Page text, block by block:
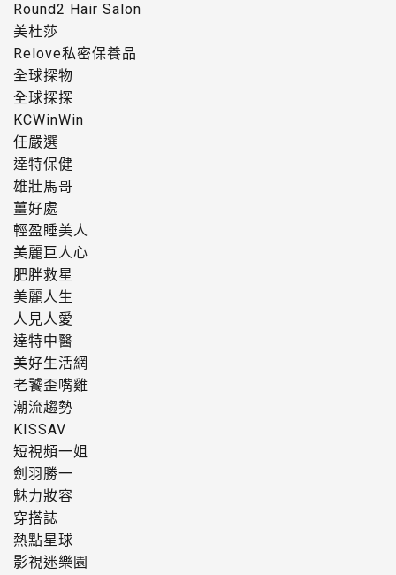
Round2 Hair Salon
美杜莎
Relove私密保養品
全球探物
全球探探
KCWinWin
任嚴選
達特保健
雄壯馬哥
薑好處
輕盈睡美人
美麗巨人心
肥胖救星
美麗人生
人見人愛
達特中醫
美好生活網
老饕歪嘴雞
潮流趨勢
KISSAV
短視頻一姐
劍羽勝一
魅力妝容
穿搭誌
熱點星球
影視迷樂園